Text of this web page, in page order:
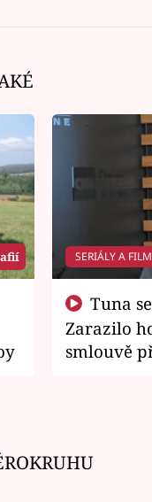
SERIÁLY A
Zarazilo
smlouvě